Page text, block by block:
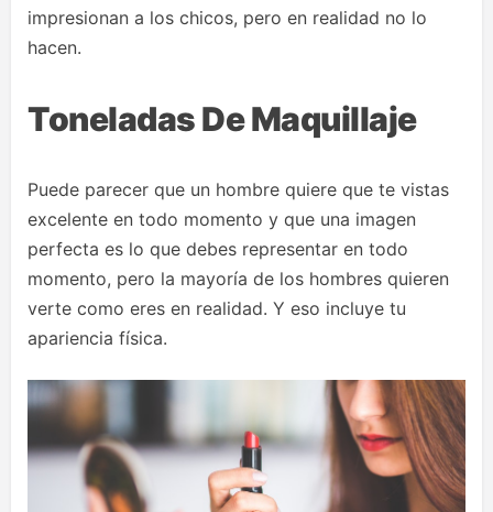
impresionan a los chicos, pero en realidad no lo
hacen.
Toneladas De Maquillaje
Puede parecer que un hombre quiere que te vistas
excelente en todo momento y que una imagen
perfecta es lo que debes representar en todo
momento, pero la mayoría de los hombres quieren
verte como eres en realidad. Y eso incluye tu
apariencia física.